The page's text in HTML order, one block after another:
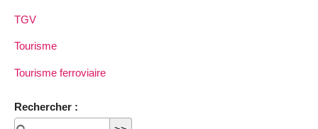
TGV
Tourisme
Tourisme ferroviaire
Rechercher :